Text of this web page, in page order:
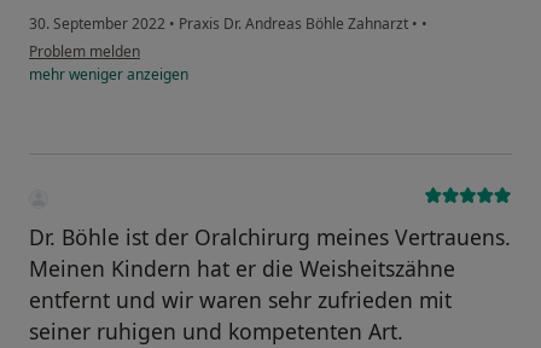
30. September 2022 • Praxis Dr. Andreas Böhle Zahnarzt • •
Problem melden
mehrwenigeranzeigen
Dr. Böhle ist der Oralchirurg meines Vertrauens.
Meinen Kindern hat er die Weisheitszähne
entfernt und wir waren sehr zufrieden mit
seiner ruhigen und kompetenten Art.